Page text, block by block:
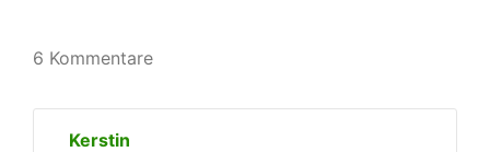
6 Kommentare
Kerstin